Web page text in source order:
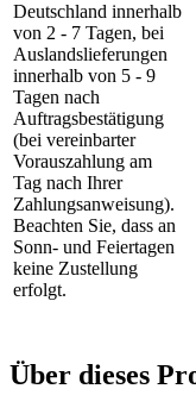
Deutschland innerhalb
von 2 - 7 Tagen, bei
Auslandslieferungen
innerhalb von 5 - 9
Tagen nach
Auftragsbestätigung
(bei vereinbarter
Vorauszahlung am
Tag nach Ihrer
Zahlungsanweisung).
Beachten Sie, dass an
Sonn- und Feiertagen
keine Zustellung
erfolgt.
Über dieses